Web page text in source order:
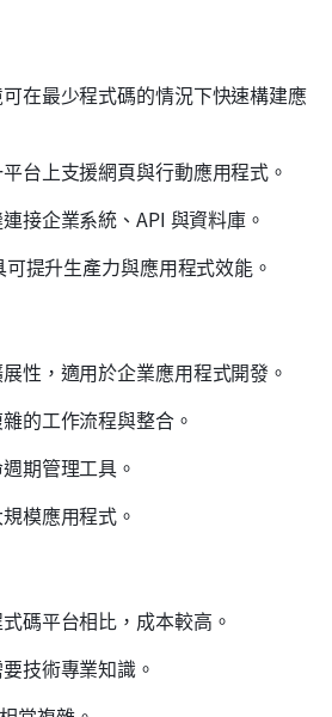
在最少程式碼的情況下快速構建應
台上支援網頁與行動應用程式。
接企業系統、API 與資料庫。
提升生產力與應用程式效能。
性，適用於企業應用程式開發。
的工作流程與整合。
期管理工具。
模應用程式。
碼平台相比，成本較高。
技術專業知識。